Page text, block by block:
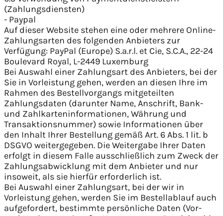
(Zahlungsdiensten)
- Paypal
Auf dieser Website stehen eine oder mehrere Online-
Zahlungsarten des folgenden Anbieters zur
Verfügung: PayPal (Europe) S.a.r.l. et Cie, S.C.A., 22-24
Boulevard Royal, L-2449 Luxemburg
Bei Auswahl einer Zahlungsart des Anbieters, bei der
Sie in Vorleistung gehen, werden an diesen Ihre im
Rahmen des Bestellvorgangs mitgeteilten
Zahlungsdaten (darunter Name, Anschrift, Bank-
und Zahlkarteninformationen, Währung und
Transaktionsnummer) sowie Informationen über
den Inhalt Ihrer Bestellung gemäß Art. 6 Abs. 1 lit. b
DSGVO weitergegeben. Die Weitergabe Ihrer Daten
erfolgt in diesem Falle ausschließlich zum Zweck der
Zahlungsabwicklung mit dem Anbieter und nur
insoweit, als sie hierfür erforderlich ist.
Bei Auswahl einer Zahlungsart, bei der wir in
Vorleistung gehen, werden Sie im Bestellablauf auch
aufgefordert, bestimmte persönliche Daten (Vor-